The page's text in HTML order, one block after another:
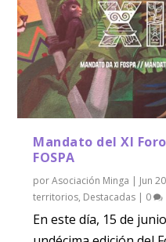
Mandato del XI
FOSPA
porAsociación Minga | Jun
territorios, Destacadas | 0
En este día, 15 de